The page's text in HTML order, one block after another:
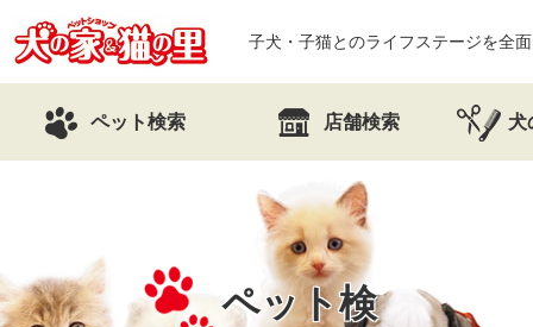
子犬・子猫とのライフステージを全
ペット検索 店舗検索 犬
ペット検